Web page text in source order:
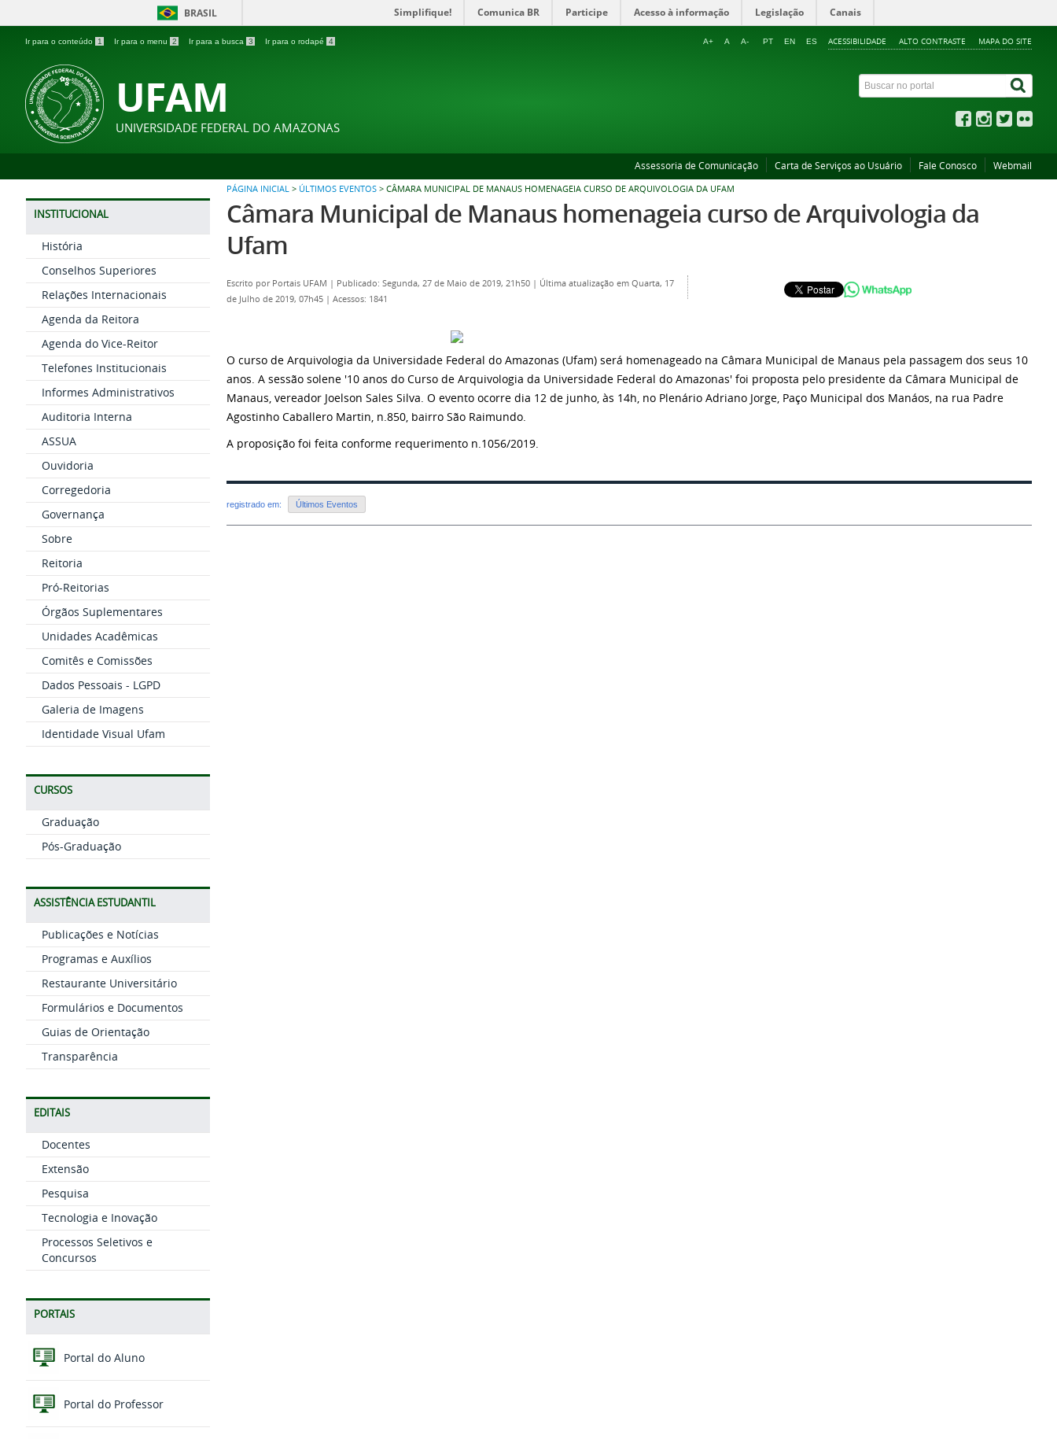
BRASIL Simplifique! Comunica BR Participe Acesso à informação Legislação Canais
Ir para o conteúdo 1 Ir para o menu 2 Ir para a busca 3 Ir para o rodapé 4 ACESSIBILIDADE ALTO CONTRASTE MAPA DO SITE
A+ A A- PT EN ES
UFAM
UNIVERSIDADE FEDERAL DO AMAZONAS
Assessoria de Comunicação Carta de Serviços ao Usuário Fale Conosco Webmail
PÁGINA INICIAL > ÚLTIMOS EVENTOS > CÂMARA MUNICIPAL DE MANAUS HOMENAGEIA CURSO DE ARQUIVOLOGIA DA UFAM
INSTITUCIONAL
História
Conselhos Superiores
Relações Internacionais
Agenda da Reitora
Agenda do Vice-Reitor
Telefones Institucionais
Informes Administrativos
Auditoria Interna
ASSUA
Ouvidoria
Corregedoria
Governança
Sobre
Reitoria
Pró-Reitorias
Órgãos Suplementares
Unidades Acadêmicas
Comitês e Comissões
Dados Pessoais - LGPD
Galeria de Imagens
Identidade Visual Ufam
CURSOS
Graduação
Pós-Graduação
ASSISTÊNCIA ESTUDANTIL
Publicações e Notícias
Programas e Auxílios
Restaurante Universitário
Formulários e Documentos
Guias de Orientação
Transparência
EDITAIS
Docentes
Extensão
Pesquisa
Tecnologia e Inovação
Processos Seletivos e
Concursos
PORTAIS
Portal do Aluno
Portal do Professor
Câmara Municipal de Manaus homenageia curso de Arquivologia da
Ufam
Escrito por Portais UFAM | Publicado: Segunda, 27 de Maio de 2019, 21h50 | Última atualização em Quarta, 17
de Julho de 2019, 07h45 | Acessos: 1841
O curso de Arquivologia da Universidade Federal do Amazonas (Ufam) será homenageado na Câmara Municipal de Manaus pela passagem dos seus 10
anos. A sessão solene '10 anos do Curso de Arquivologia da Universidade Federal do Amazonas' foi proposta pelo presidente da Câmara Municipal de
Manaus, vereador Joelson Sales Silva. O evento ocorre dia 12 de junho, às 14h, no Plenário Adriano Jorge, Paço Municipal dos Manáos, na rua Padre
Agostinho Caballero Martin, n.850, bairro São Raimundo.
A proposição foi feita conforme requerimento n.1056/2019.
registrado em: Últimos Eventos